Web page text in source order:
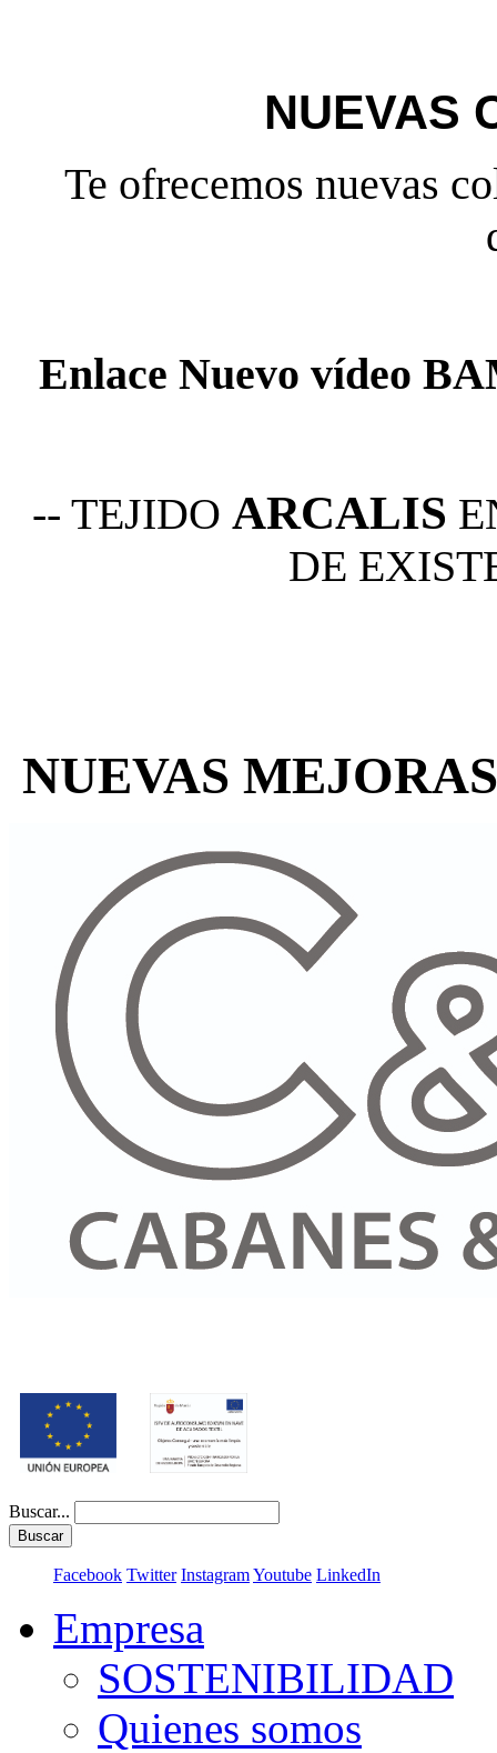
NUEVAS
Te ofrecemos nuevas
Enlace Nuevo vídeo
-- TEJIDO ARCALIS
DE
NUEVAS
Buscar...
Buscar
Facebook Twitter InstagramYoutube LinkedIn
Empresa
SOSTENIBILIDAD
Quienes somos